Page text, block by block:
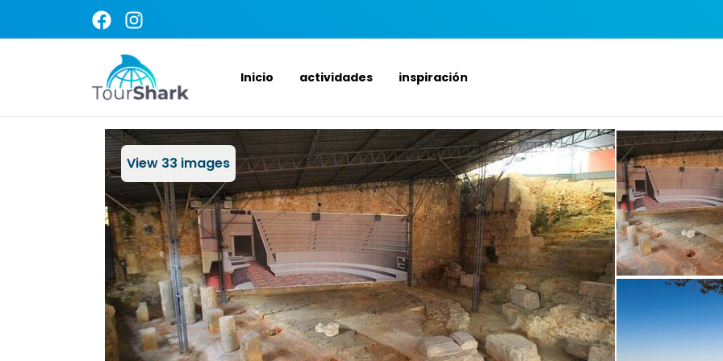
Inicio actividades inspiración
View 33 images